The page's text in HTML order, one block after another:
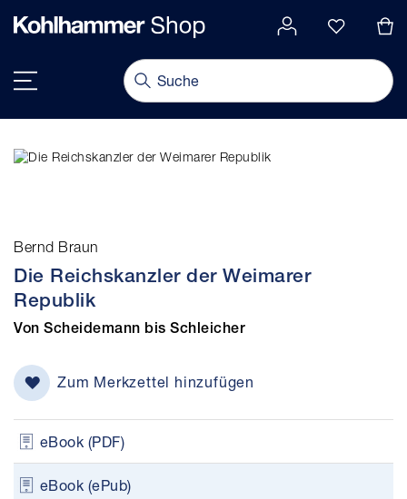
springen
Bernd Braun
Die Reichskanzler der Weimarer
Republik
Von Scheidemann bis Schleicher
Zum Merkzettel hinzufügen
eBook (PDF)
eBook (ePub)